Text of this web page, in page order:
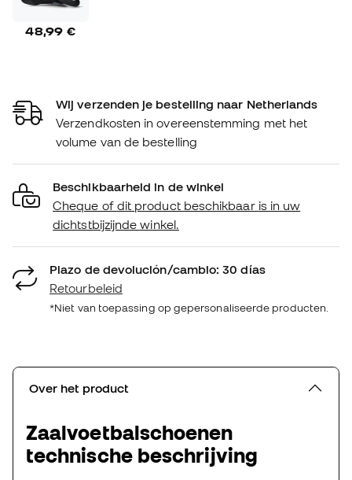
48,99 €
Wij verzenden je bestelling naar Netherlands
Verzendkosten in overeenstemming met het
volume van de bestelling
Beschikbaarheid in de winkel
Cheque of dit product beschikbaar is in uw
dichtstbijzijnde winkel.
Plazo de devolución/cambio: 30 días
Retourbeleid
*Niet van toepassing op gepersonaliseerde producten.
Over het product
Zaalvoetbalschoenen
technische beschrijving